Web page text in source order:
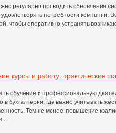
регулярно проводить обновления
потребности компании.
чтобы оперативно устранять
курсы и работу: практические
обучение и профессиональную
в бухгалтерии, где важно учитывать
Тем не менее, повышение